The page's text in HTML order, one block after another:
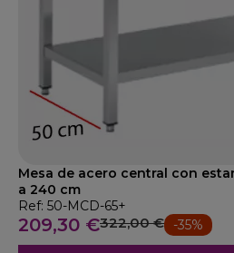
Mesa de acero central con
a 240 cm
Ref: 50-MCD-65+
209,30 €322,00 € -35%